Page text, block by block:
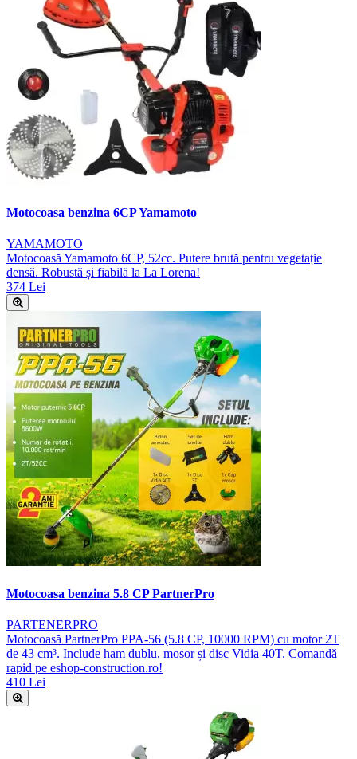
Motocoasa benzina 6CP Yamamoto
YAMAMOTO
Motocoasă Yamamoto 6CP, 52cc. Putere brută pentru vegetație
densă. Robustă și fiabilă la La Lorena!
374 Lei
Motocoasa benzina 5.8 CP PartnerPro
PARTENERPRO
Motocoasă PartnerPro PPA-56 (5.8 CP, 10000 RPM) cu motor 2T
de 43 cm³. Include ham dublu, mosor și disc Vidia 40T. Comandă
rapid pe eshop-construction.ro!
410 Lei